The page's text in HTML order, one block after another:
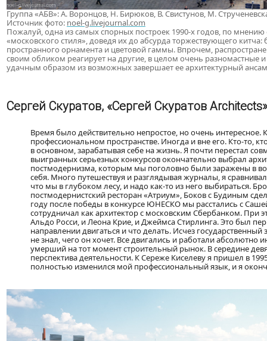
Группа «АБВ»: А. Воронцов, Н. Бирюков, В. Свистунов, М.
Источник фото: noel-g.livejournal.com
Пожалуй, одна из самых спорных построек 1990-х годов, по
«московского стиля», доведя их до абсурда торжествующего
пространного орнамента и цветовой гаммы. Впрочем,
своим обликом реагирует на другие, в целом очень
удачным образом из возможных завершает ее архитектурный
Сергей Скуратов, «Сергей Скуратов Architects»
Время было действительно непростое, но очень интересное.
профессиональном пространстве. Иногда и вне его. Кто-то,
в основном, зарабатывая себе на жизнь. Я почти перестал
выигранных серьезных конкурсов окончательно выбрал
постмодернизма, которым мы поголовно были заражены в
себя. Много путешествуя и разглядывая журналы, я
что мы в глубоком лесу, и надо как-то из него выбираться.
постмодернистский ресторан «Атриум», Боков с Будиным
году после победы в конкурсе ЮНЕСКО мы расстались с
сотрудничал как архитектор с московским Сбербанком.
Альдо Росси, и Леона Крие, и Джеймса Стирлинга. Это был
направлении двигаться и что делать. Исчез
не знал, чего он хочет. Все двигались и работали абсолютно
умерший на тот момент строительный рынок. В середине
перспектива деятельности. К Сереже Киселеву я пришел в
полностью изменился мой профессиональный язык, и я